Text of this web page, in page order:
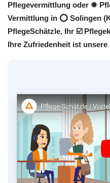
Pflegevermittlung oder ✹
Vermittlung in ⭕ Solingen
PflegeSchätzle, Ihr ☑️
Ihre Zufriedenheit ist